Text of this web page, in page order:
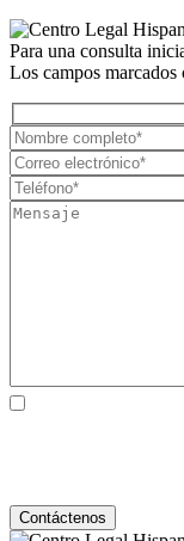
Para una consulta
Los campos